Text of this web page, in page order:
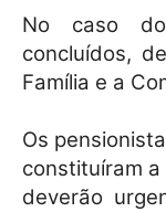
No caso
concluídos,
Família e a
Os
constituíram a
deverão